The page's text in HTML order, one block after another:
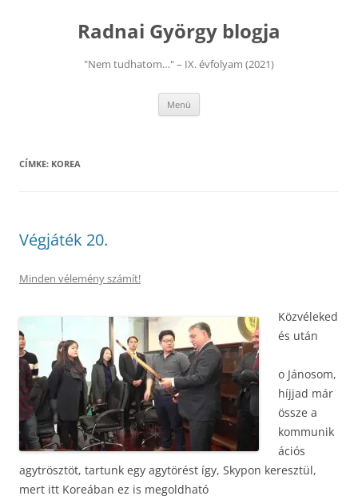
Radnai György blogja
"Nem tudhatom…" – IX. évfolyam (2021)
Menü
CÍMKE: KOREA
Végjáték 20.
Minden vélemény számít!
Közvéleked
és után
o Jánosom,
híjjad már
össze a
kommunik
ációs
agytrösztöt, tartunk egy agytörést így, Skypon keresztül,
mert itt Koreában ez is megoldható